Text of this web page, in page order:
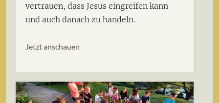
vertrauen, dass Jesus eingreifen kann
und auch danach zu handeln.
Jetzt anschauen